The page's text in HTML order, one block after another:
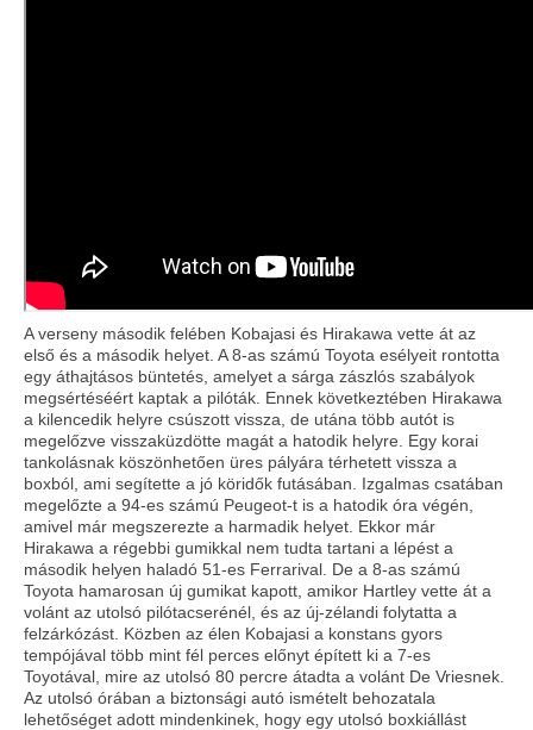
A verseny második felében Kobajasi és Hirakawa vette át az
első és a második helyet. A 8-as számú Toyota esélyeit rontotta
egy áthajtásos büntetés, amelyet a sárga zászlós szabályok
megsértéséért kaptak a pilóták. Ennek következtében Hirakawa
a kilencedik helyre csúszott vissza, de utána több autót is
megelőzve visszaküzdötte magát a hatodik helyre. Egy korai
tankolásnak köszönhetően üres pályára térhetett vissza a
boxból, ami segítette a jó köridők futásában. Izgalmas csatában
megelőzte a 94-es számú Peugeot-t is a hatodik óra végén,
amivel már megszerezte a harmadik helyet. Ekkor már
Hirakawa a régebbi gumikkal nem tudta tartani a lépést a
második helyen haladó 51-es Ferrarival. De a 8-as számú
Toyota hamarosan új gumikat kapott, amikor Hartley vette át a
volánt az utolsó pilótacserénél, és az új-zélandi folytatta a
felzárkózást. Közben az élen Kobajasi a konstans gyors
tempójával több mint fél perces előnyt épített ki a 7-es
Toyotával, mire az utolsó 80 percre átadta a volánt De Vriesnek.
Az utolsó órában a biztonsági autó ismételt behozatala
lehetőséget adott mindenkinek, hogy egy utolsó boxkiállást